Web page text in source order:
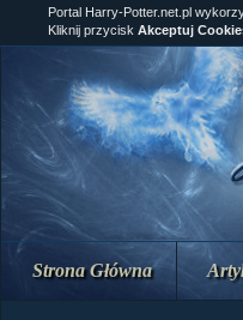
Strona Główna
Portal Harry-Potter.net.pl
Kliknij przycisk Akceptuj